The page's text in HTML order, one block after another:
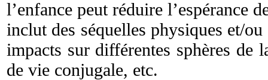
l’enfance peut réduire l’espérance
inclut des séquelles physiques et/
impacts sur différentes sphères
de vie conjugale, etc.